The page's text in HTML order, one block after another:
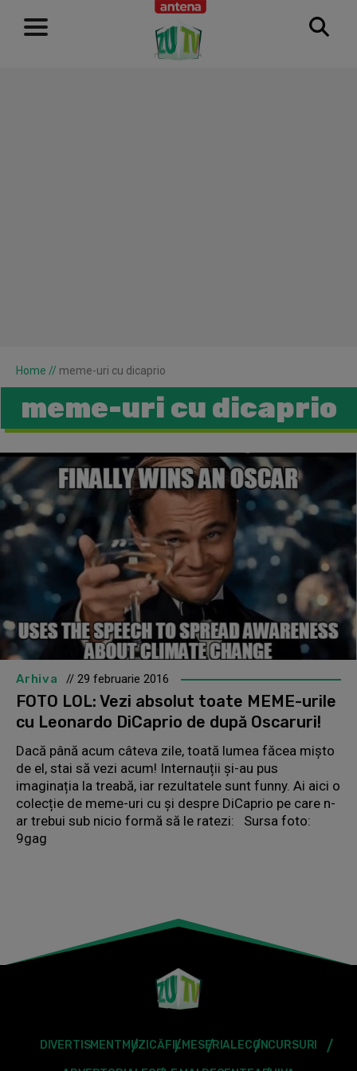
RECLAMĂ
Home // meme-uri cu dicaprio
meme-uri cu dicaprio
Arhiva // 29 februarie 2016
FOTO LOL: Vezi absolut toate MEME-urile
cu Leonardo DiCaprio de după Oscaruri!
Dacă până acum câteva zile, toată lumea făcea mișto
de el, stai să vezi acum! Internauții și-au pus
imaginația la treabă, iar rezultatele sunt funny. Ai aici o
colecție de meme-uri cu și despre DiCaprio pe care n-
ar trebui sub nicio formă să le ratezi: Sursa foto:
9gag
DIVERTISMENT MUZICĂFILMESERIALECONCURSURI